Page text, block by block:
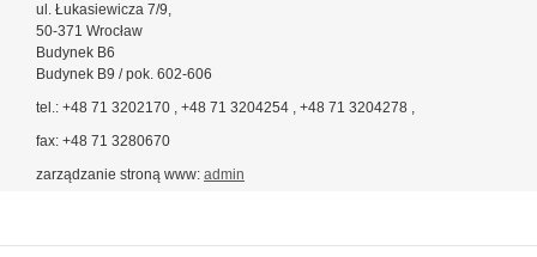
ul. Łukasiewicza 7/9,
50-371 Wrocław
Budynek B6
Budynek B9 / pok. 602-606
tel.: +48 71 3202170 , +48 71 3204254 , +48 71 3204278 ,
fax: +48 71 3280670
zarządzanie stroną www: admin